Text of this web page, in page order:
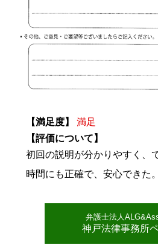
【満足度】
満足
【評価について】
初回の説明が分かりやすく、
時間にも正確で、安心できた。
弁護士法人
神戸法律事務所